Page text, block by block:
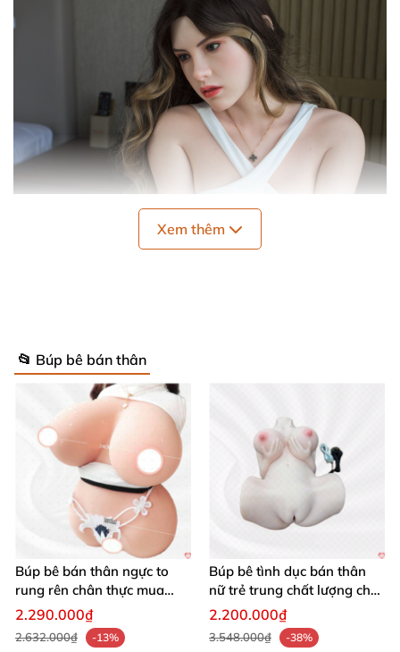
Búp Bê Tình Dục Gynoid AnDy 165cm 99% Như Thật Mới 2025
Siêu Thực
🎯 Điểm Nổi Bật – Thiết Kế Đỉnh Cao, Chất
Lượng Vượt Trội
Xem thêm
📂 Búp bê bán thân
Búp bê bán thân ngực to
rung rên chân thực mua
ngay
2.290.000₫
2.632.000₫
-13%
Búp bê tình dục bán thân
nữ trẻ trung chất lượng chất
chơi
2.200.000₫
3.548.000₫
-38%